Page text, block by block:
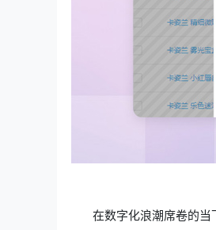
在数字化浪潮席卷的